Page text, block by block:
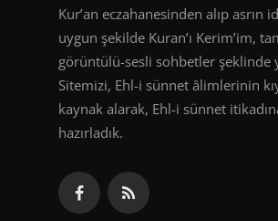
Kur’an eczahanesinden alıp asrın
uygun şekilde Kuran’ı Kerim’im,
görüntülü-sesli sohbetler şeklinde
Sitemizi, Ehl-i sünnet âlimlerinin
kaynak alarak, Ehl-i sünnet
hazırladık.